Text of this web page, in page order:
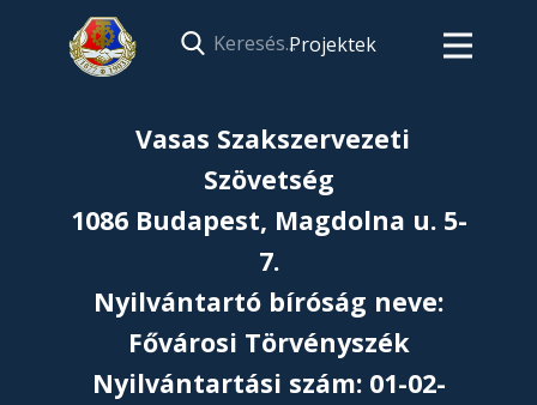
Projektek
Vasas Szakszervezeti
Szövetség
1086 Budapest, Magdolna u. 5-
7.
Nyilvántartó bíróság neve:
Fővárosi Törvényszék
Nyilvántartási szám: 01-02-